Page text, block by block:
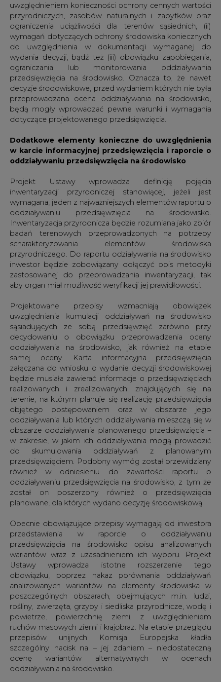
oddziaływaniu przedsięwzięcia na środowisko
Projekt Ustawy wprowadza definicję pojęcia
inwentaryzacji przyrodniczej stanowiącej, jeżeli jest
wymagana, jeden z najważniejszych elementów raportu o
oddziaływaniu przedsięwzięcia na środowisko.
Inwentaryzacja przyrodnicza będzie rozumiana jako zbiór
badań terenowych przeprowadzonych na potrzeby
scharakteryzowania elementów środowiska
przyrodniczego. Do raportu odziaływania na środowisko
inwestor będzie zobowiązany dołączyć opis metodyki
zastosowanej do przeprowadzania inwentaryzacji, tak
aby organ miał możliwość weryfikacji jej prawidłowości.
Projektowane przepisy wzmacniają obowiązek
uwzględniania kumulacji oddziaływań na środowisko
sąsiadujących ze sobą przedsięwzięć zarówno przy
decydowaniu o obowiązku przeprowadzenia oceny
oddziaływania na środowisko, jak również na etapie
samej oceny. Karta informacyjna przedsięwzięcia
załączana do wniosku o wydanie decyzji środowiskowej
będzie musiała zawierać informacje o przedsięwzięciach
realizowanych i zrealizowanych, znajdujących się na
terenie, na którym planuje się realizację przedsięwzięcia
objętego postępowaniem oraz w obszarze jego
oddziaływania lub których oddziaływania mieszczą się w
obszarze oddziaływania planowanego przedsięwzięcia –
w zakresie, w jakim ich oddziaływania mogą prowadzić
do skumulowania oddziaływań z planowanym
przedsięwzięciem. Podobny wymóg został przewidziany
również w odniesieniu do zawartości raportu o
oddziaływaniu przedsięwzięcia na środowisko, z tym że
został on poszerzony również o przedsięwzięcia
planowane, dla których wydano decyzję środowiskową.
Obecnie obowiązujące przepisy wymagają od inwestora
przedstawienia w raporcie o oddziaływaniu
przedsięwzięcia na środowisko opisu analizowanych
wariantów wraz z uzasadnieniem ich wyboru. Projekt
Ustawy wprowadza istotne rozszerzenie tego
obowiązku, poprzez nakaz porównania oddziaływań
analizowanych wariantów na elementy środowiska w
poszczególnych obszarach, obejmujących m.in. ludzi,
rośliny, zwierzęta, grzyby i siedliska przyrodnicze, wodę i
powietrze, powierzchnię ziemi, z uwzględnieniem
ruchów masowych ziemi i krajobraz. Na etapie przeglądu
przepisów unijnych Komisja Europejska kładła
szczególny nacisk na – jej zdaniem – niedostateczną
ocenę wariantów alternatywnych w ocenach
oddziaływania na środowisko.
Kolejną zmianą przewidywaną przez Projekt Ustawy jest
obowiązek uwzględnienia w karcie informacyjnej
przedsięwzięcia informacji na temat ryzyka wystąpienia
poważnych awarii lub katastrof naturalnych i
budowlanych. Projektowane przepisy wprowadzają także
konieczność określenia oraz analizy znaczących
oddziaływań wynikających z podatności przedsięwzięcia
na awarie i katastrofy.
Mając na uwadze szereg nowych wymogów w zakresie
dokumentacji potrzebnej do wydania decyzji
środowiskowej, należy zauważyć, że Projekt Ustawy
przewiduje przepis przejściowy, zgodnie z którym do
spraw wszczętych na podstawie obecnie obowiązującej